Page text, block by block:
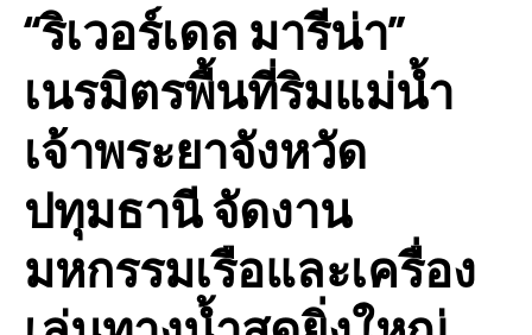
“ริเวอร์เดล มารีน่า”
เนรมิตรพื้นที่ริมแม่น้ำ
เจ้าพระยาจังหวัด
ปทุมธานี จัดงาน
มหกรรมเรือและเครื่อง